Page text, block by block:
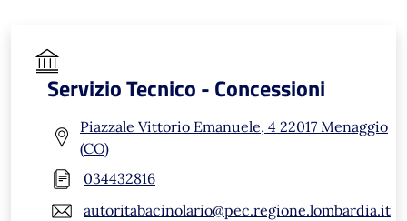
Servizio Tecnico - Concessioni
Piazzale Vittorio Emanuele, 4 22017 Menaggio
(CO)
034432816
autoritabacinolario@pec.regione.lombardia.it